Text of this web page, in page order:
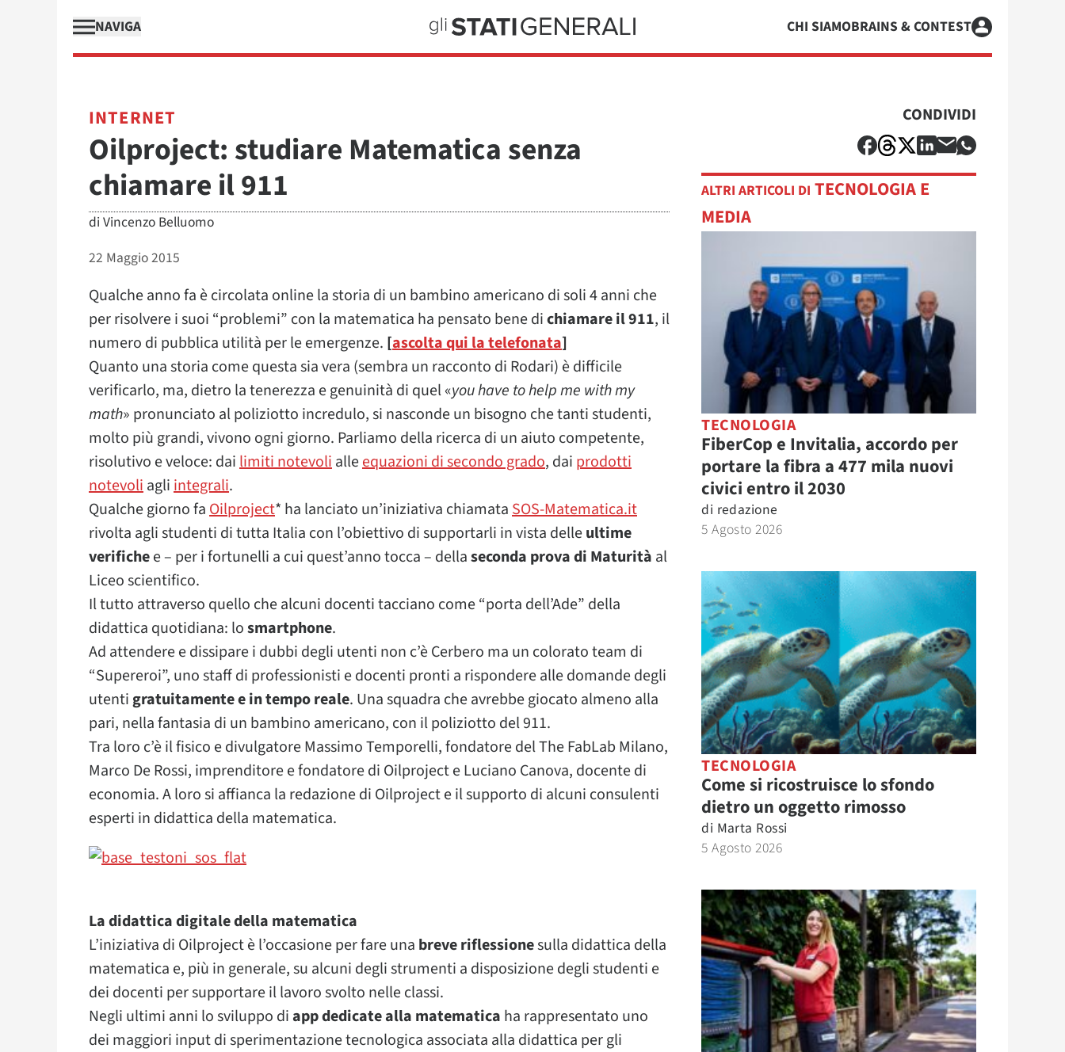
NAVIGA CHI SIAMOBRAINS & CONTEST
INTERNET
Oilproject: studiare Matematica senza
chiamare il 911
di Vincenzo Belluomo
22 Maggio 2015
Qualche anno fa è circolata online la storia di un bambino americano di soli 4 anni che
per risolvere i suoi “problemi” con la matematica ha pensato bene dichiamare il 911, il
numero di pubblica utilità per le emergenze. [ascolta qui la telefonata]
Quanto una storia come questa sia vera (sembra un racconto di Rodari) è difficile
verificarlo, ma, dietro la tenerezza e genuinità di quel «you have to help me with my
math» pronunciato al poliziotto incredulo, si nasconde un bisogno che tanti studenti,
molto più grandi, vivono ogni giorno. Parliamo della ricerca di un aiuto competente,
risolutivo e veloce: dailimiti notevolialleequazioni di secondo grado, dai prodotti
notevoliagliintegrali.
Qualche giorno faOilproject* ha lanciato un’iniziativa chiamataSOS-Matematica.it
rivolta agli studenti di tutta Italia con l’obiettivo di supportarli in vista delleultime
verifichee – per i fortunelli a cui quest’anno tocca – dellaseconda prova di Maturità al
Liceo scientifico.
Il tutto attraverso quello che alcuni docenti tacciano come “porta dell’Ade” della
didattica quotidiana: losmartphone.
Ad attendere e dissipare i dubbi degli utenti non c’è Cerbero ma un colorato team di
“Supereroi”, uno staff di professionisti e docenti pronti a rispondere alle domande degli
utentigratuitamente e in tempo reale. Una squadra che avrebbe giocato almeno alla
pari, nella fantasia di un bambino americano, con il poliziotto del 911.
Tra loro c’è il fisico e divulgatore Massimo Temporelli, fondatore del The FabLab Milano,
Marco De Rossi, imprenditore e fondatore di Oilproject e Luciano Canova, docente di
economia. A loro si affianca la redazione di Oilproject e il supporto di alcuni consulenti
esperti in didattica della matematica.
La didattica digitale della matematica
L’iniziativa di Oilproject è l’occasione per fare una breve riflessionesulla didattica della
matematica e, più in generale, su alcuni degli strumenti a disposizione degli studenti e
dei docenti per supportare il lavoro svolto nelle classi.
Negli ultimi anni lo sviluppo diapp dedicate alla matematica ha rappresentato uno
dei maggiori input di sperimentazione tecnologica associata alla didattica per gli
CONDIVIDI
ALTRI ARTICOLI DI TECNOLOGIA E
MEDIA
TECNOLOGIA
FiberCop e Invitalia, accordo per
portare la fibra a 477 mila nuovi
civici entro il 2030
di redazione
5 Agosto 2026
TECNOLOGIA
Come si ricostruisce lo sfondo
dietro un oggetto rimosso
di Marta Rossi
5 Agosto 2026